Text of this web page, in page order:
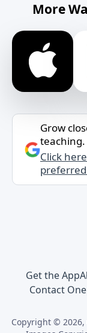
More
Grow
teaching.
Click
Get the App
Contact
Copyright © 2026,